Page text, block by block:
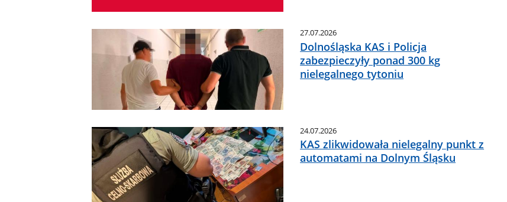
27.07.2026
Dolnośląska KAS i Policja
zabezpieczyły ponad 300 kg
nielegalnego tytoniu
24.07.2026
KAS zlikwidowała nielegalny punkt z
automatami na Dolnym Śląsku